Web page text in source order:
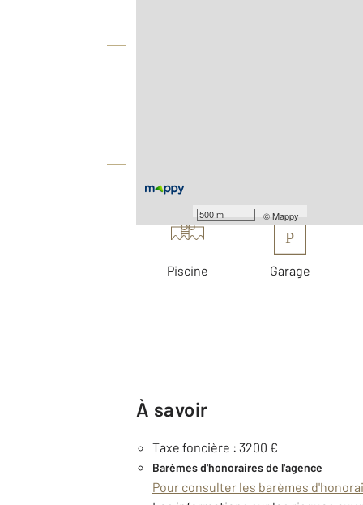
500 m ©Mappy
Piscine
P
Garage
À savoir
Taxe foncière : 3200 €
Barèmes d'honoraires de l'agence
Pour consulter les barèmes